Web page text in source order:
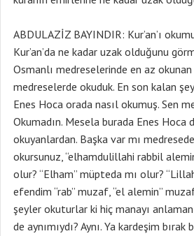
ABDULAZİZ BAYINDIR: Kur’an’ı
Kur’an’da ne kadar uzak olduğunu
Osmanlı medreselerinde en az
medreselerde okuduk. En son kalan
Enes Hoca orada nasıl okumuş. Sen
Okumadın. Mesela burada Enes Hoca
okuyanlardan. Başka var mı
okursunuz, “elhamdulillahi rabbil
olur? “Elham” müpteda mı olur?
efendim “rab” muzaf, “el alemin”
şeyler okuturlar ki hiç manayı
de aynımıydı? Aynı. Ya kardeşim